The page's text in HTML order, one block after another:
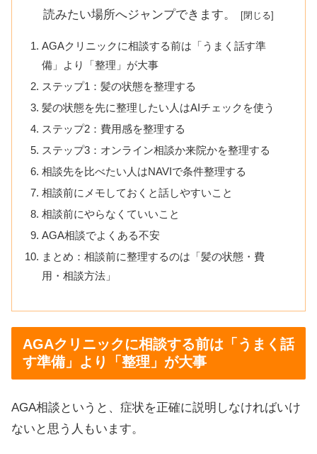
読みたい場所へジャンプできます。
AGAクリニックに相談する前は「うまく話す準
備」より「整理」が大事
ステップ1：髪の状態を整理する
髪の状態を先に整理したい人はAIチェックを使う
ステップ2：費用感を整理する
ステップ3：オンライン相談か来院かを整理する
相談先を比べたい人はNAVIで条件整理する
相談前にメモしておくと話しやすいこと
相談前にやらなくていいこと
AGA相談でよくある不安
まとめ：相談前に整理するのは「髪の状態・費
用・相談方法」
AGAクリニックに相談する前は「うまく話
す準備」より「整理」が大事
AGA相談というと、症状を正確に説明しなければいけ
ないと思う人もいます。